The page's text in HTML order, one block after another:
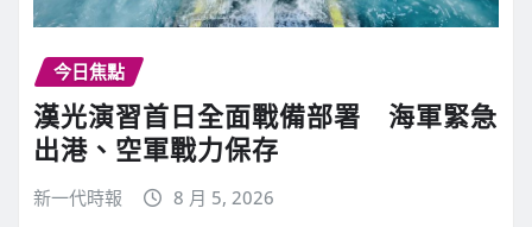
今日焦點
漢光演習首日全面戰備部署 海軍緊急
出港、空軍戰力保存
新一代時報 8 月 5, 2026